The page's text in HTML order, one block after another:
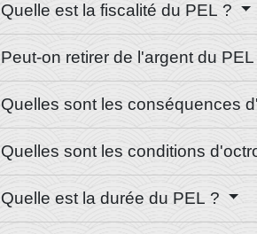
Quelle est la fiscalité du PEL ?
Peut-on retirer de l'argent du PEL
Quelles sont les conséquences
Quelles sont les conditions
Quelle est la durée du PEL ?